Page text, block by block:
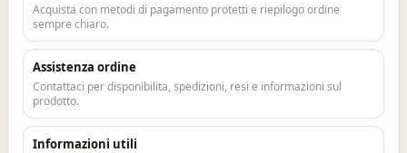
Acquista con metodi di pagamento protetti e riepilogo ordine
sempre chiaro.
Assistenza ordine
Contattaci per disponibilita, spedizioni, resi e informazioni sul
prodotto.
Informazioni utili